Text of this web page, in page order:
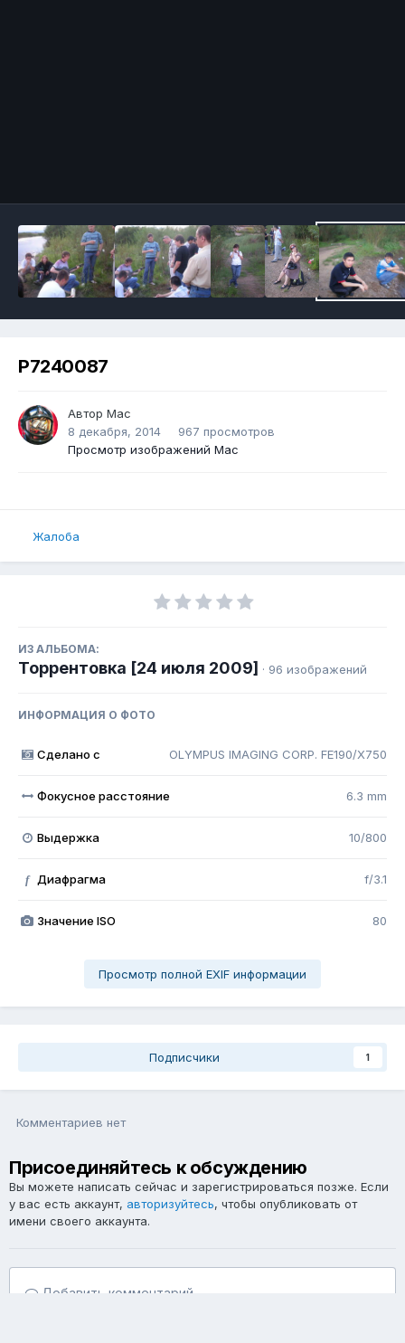
P7240087
Автор Mac
8 декабря, 2014
967 просмотров
Просмотр изображений Mac
Жалоба
ИЗ АЛЬБОМА:
Торрентовка [24 июля 2009] · 96 изображений
ИНФОРМАЦИЯ О ФОТО
Сделано с OLYMPUS IMAGING CORP. FE190/X750
Фокусное расстояние 6.3 mm
Выдержка 10/800
f Диафрагма f/3.1
Значение ISO 80
Просмотр полной EXIF информации
Подписчики 1
Комментариев нет
Присоединяйтесь к обсуждению
Вы можете написать сейчас и зарегистрироваться позже. Если
у вас есть аккаунт, авторизуйтесь, чтобы опубликовать от
имени своего аккаунта.
Добавить комментарий...